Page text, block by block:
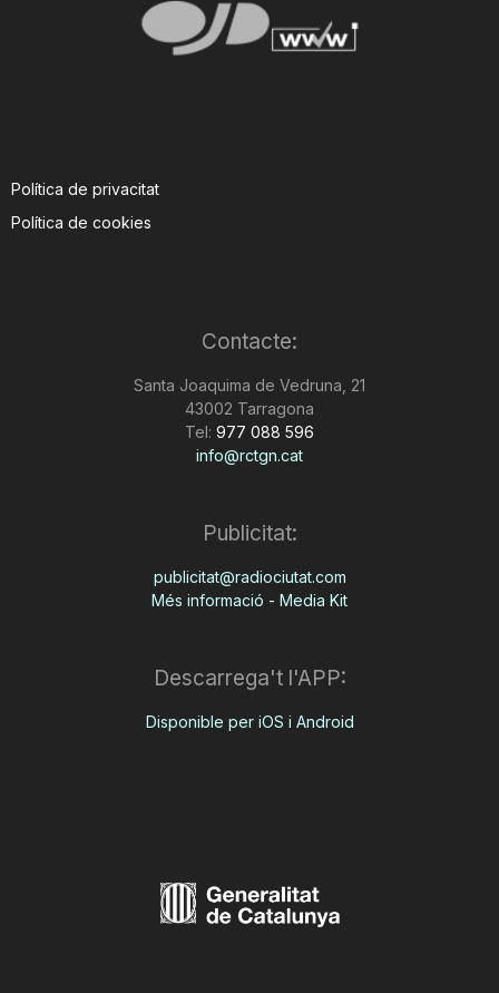
Política de privacitat
Política de cookies
Contacte:
Santa Joaquima de Vedruna, 21
43002 Tarragona
Tel: 977 088 596
info@rctgn.cat
Publicitat:
publicitat@radiociutat.com
Més informació - Media Kit
Descarrega't l'APP:
Disponible per iOS i Android